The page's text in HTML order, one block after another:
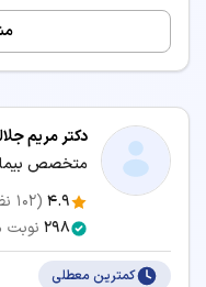
دکتر مریم
متخصص
4.9
(
102
298 نوبت
کمترین معطلی